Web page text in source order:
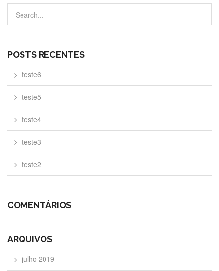
POSTS RECENTES
teste6
teste5
teste4
teste3
teste2
COMENTÁRIOS
ARQUIVOS
julho 2019